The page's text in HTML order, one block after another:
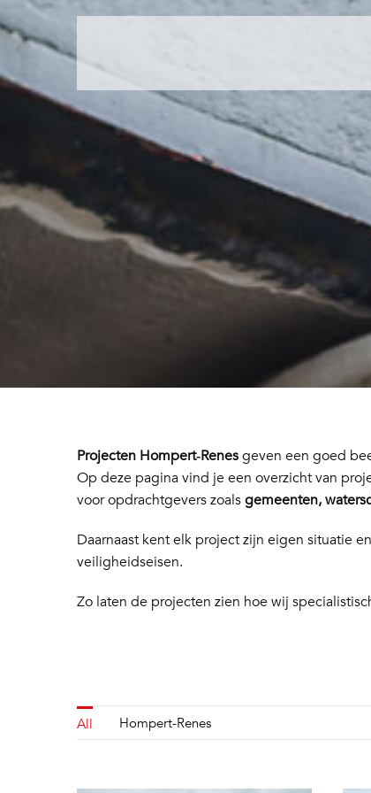
Projecten Hompert‑Renesgeven een goed
Op deze pagina vind je een overzicht van
voor opdrachtgevers zoalsgemeenten,
Daarnaast kent elk project zijn eigen situatie
veiligheidseisen.
Zo laten de projecten zien hoe wij
All Hompert-Renes